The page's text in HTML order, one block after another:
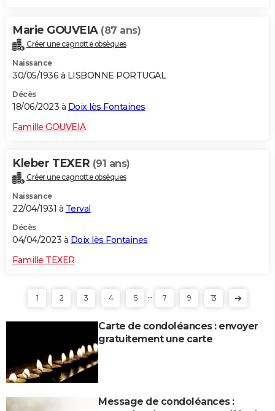
Marie GOUVEIA (87 ans)
Créer une cagnotte obsèques
Naissance
30/05/1936 à LISBONNE PORTUGAL
Décès
18/06/2023 à Doix lès Fontaines
Famille GOUVEIA
Kleber TEXER (91 ans)
Créer une cagnotte obsèques
Naissance
22/04/1931 à Terval
Décès
04/04/2023 à Doix lès Fontaines
Famille TEXER
1 2 3 4 5 ... 7 9 13
Carte de condoléances : envoyer
gratuitement une carte
Message de condoléances :